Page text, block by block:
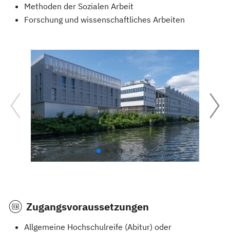
Methoden der Sozialen Arbeit
Forschung und wissenschaftliches Arbeiten
Zugangsvoraussetzungen
Allgemeine Hochschulreife (Abitur) oder